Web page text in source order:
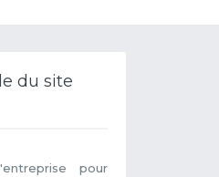
du site
pour